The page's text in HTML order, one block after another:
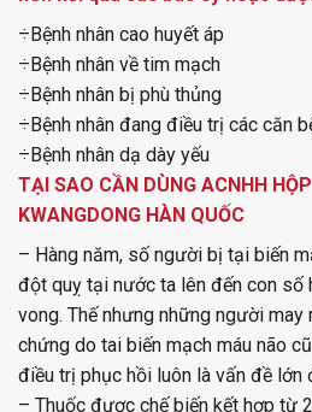
÷Bệnh nhân cao huyết áp
÷Bệnh nhân về tim mạch
÷Bệnh nhân bị phù thủng
÷Bệnh nhân đang điều trị các căn
÷Bệnh nhân dạ dày yếu
TẠI SAO CẦN DÙNG ACNHH
KWANGDONG HÀN QUỐC
– Hàng năm, số người bị tại biến
đột quỵ tại nước ta lên đến con số
vong. Thế nhưng những người
chứng do tai biến mạch máu não
điều trị phục hồi luôn là vấn đề lớn
– Thuốc được chế biến kết hợp từ